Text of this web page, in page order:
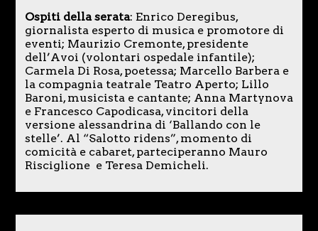
Ospiti della serata: Enrico Deregibus,
giornalista esperto di musica e promotore di
eventi; Maurizio Cremonte, presidente
dell’Avoi (volontari ospedale infantile);
Carmela Di Rosa, poetessa; Marcello Barbera e
la compagnia teatrale Teatro Aperto; Lillo
Baroni, musicista e cantante; Anna Martynova
e Francesco Capodicasa, vincitori della
versione alessandrina di ‘Ballando con le
stelle’. Al “Salotto ridens”, momento di
comicità e cabaret, parteciperanno Mauro
Risciglione e Teresa Demicheli.